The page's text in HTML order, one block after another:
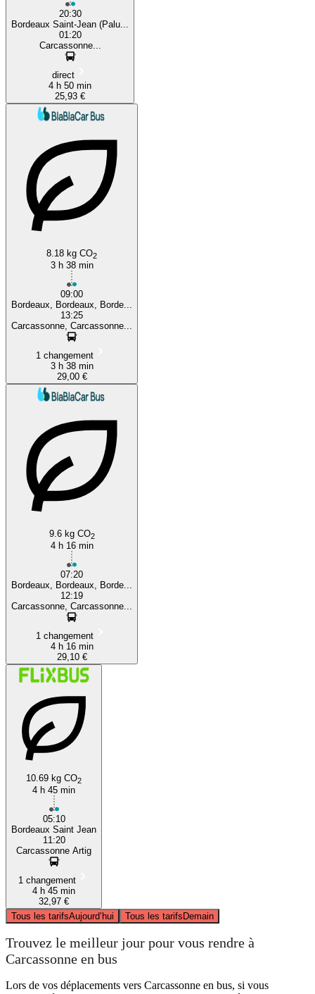
20:30
Bordeaux Saint-Jean (Palu...
01:20
Carcassonne...
direct
4 h 50 min
25,93 €
8.18 kg CO2
3 h 38 min
09:00
Bordeaux, Bordeaux, Borde...
13:25
Carcassonne, Carcassonne...
1 changement
3 h 38 min
29,00 €
9.6 kg CO2
4 h 16 min
07:20
Bordeaux, Bordeaux, Borde...
12:19
Carcassonne, Carcassonne...
1 changement
4 h 16 min
29,10 €
10.69 kg CO2
4 h 45 min
05:10
Bordeaux Saint Jean
11:20
Carcassonne Artig
1 changement
4 h 45 min
32,97 €
Tous les tarifsAujourd’hui Tous les tarifsDemain
Trouvez le meilleur jour pour vous rendre à
Carcassonne en bus
Lors de vos déplacements vers Carcassonne en bus, si vous